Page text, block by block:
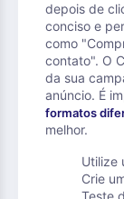
depois de
conciso e
como
contato". O
da sua
anúncio. É
formatos
melhor.
Utilize
Crie
Teste